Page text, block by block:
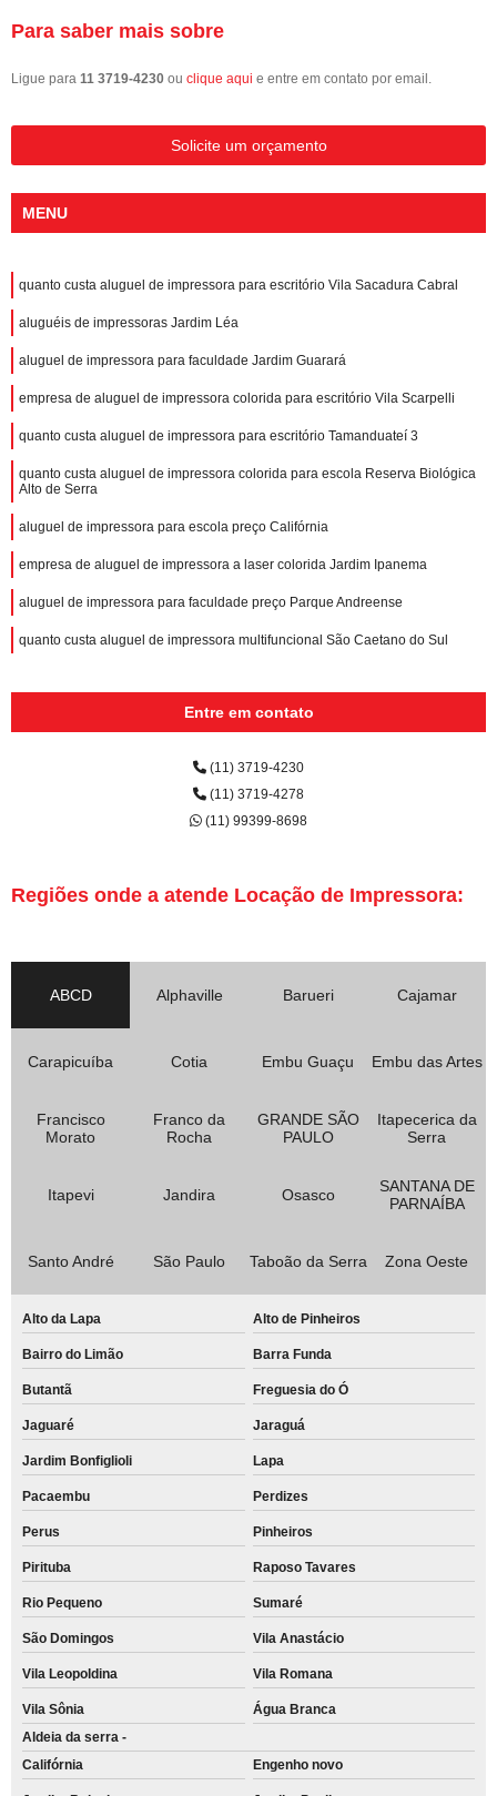
Para saber mais sobre
Ligue para 11 3719-4230 ou clique aqui e entre em contato por email.
Solicite um orçamento
MENU
quanto custa aluguel de impressora para escritório Vila Sacadura Cabral
aluguéis de impressoras Jardim Léa
aluguel de impressora para faculdade Jardim Guarará
empresa de aluguel de impressora colorida para escritório Vila Scarpelli
quanto custa aluguel de impressora para escritório Tamanduateí 3
quanto custa aluguel de impressora colorida para escola Reserva Biológica
Alto de Serra
aluguel de impressora para escola preço Califórnia
empresa de aluguel de impressora a laser colorida Jardim Ipanema
aluguel de impressora para faculdade preço Parque Andreense
quanto custa aluguel de impressora multifuncional São Caetano do Sul
Entre em contato
(11) 3719-4230
(11) 3719-4278
(11) 99399-8698
Regiões onde a atende Locação de Impressora:
ABCD Alphaville Barueri Cajamar
Carapicuíba Cotia Embu Guaçu Embu das Artes
Francisco
Morato
Franco da
Rocha
GRANDE SÃO
PAULO
Itapecerica da
Serra
Itapevi Jandira Osasco
SANTANA DE
PARNAÍBA
Santo André São Paulo Taboão da Serra Zona Oeste
Alto da Lapa Alto de Pinheiros
Bairro do Limão Barra Funda
Butantã Freguesia do Ó
Jaguaré Jaraguá
Jardim Bonfiglioli Lapa
Pacaembu Perdizes
Perus Pinheiros
Pirituba Raposo Tavares
Rio Pequeno Sumaré
São Domingos Vila Anastácio
Vila Leopoldina Vila Romana
Vila Sônia
Água Branca
Aldeia da serra -
Califórnia
Engenho novo